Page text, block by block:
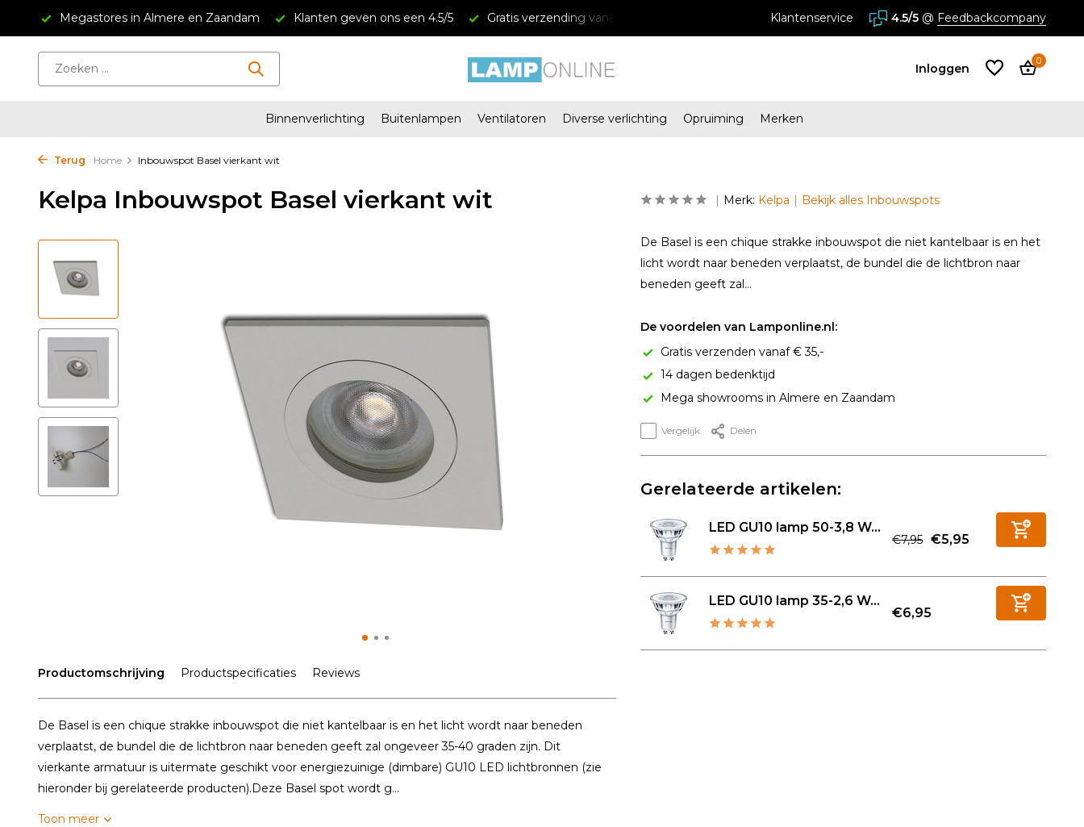
Megastores in Almere en Zaandam Klanten geven ons een 4.5/5 Gratis verzending vanaf € 34,95 Megastores in Almere en Zaandam
Klantenservice 4.5/5 @ Feedbackcompany
Inloggen
Account
0
Binnenverlichting Buitenlampen Ventilatoren Diverse verlichting Opruiming Merken
Terug Home Inbouwspot Basel vierkant wit
Kelpa Inbouwspot Basel vierkant wit
Productomschrijving Productspecificaties Reviews
De Basel is een chique strakke inbouwspot die niet kantelbaar is en het licht wordt naar beneden
verplaatst, de bundel die de lichtbron naar beneden geeft zal ongeveer 35-40 graden zijn. Dit
vierkante armatuur is uitermate geschikt voor energiezuinige (dimbare) GU10 LED lichtbronnen (zie
hieronder bij gerelateerde producten).Deze Basel spot wordt g...
Toon meer
Merk: Kelpa Bekijk alles Inbouwspots
De Basel is een chique strakke inbouwspot die niet kantelbaar is en het
licht wordt naar beneden verplaatst, de bundel die de lichtbron naar
beneden geeft zal...
De voordelen van Lamponline.nl:
Gratis verzenden vanaf € 35,-
14 dagen bedenktijd
Mega showrooms in Almere en Zaandam
Vergelijk Delen
Gerelateerde artikelen:
LED GU10 lamp 50-3,8 W...
€7,95 €5,95
LED GU10 lamp 35-2,6 W...
€6,95